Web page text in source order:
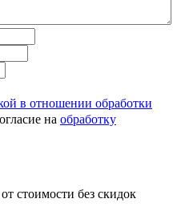
в отношении обработки
на обработку
стоимости без скидок